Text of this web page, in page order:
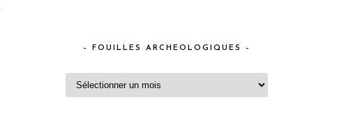
– FOUILLES ARCHEOLOGIQUES –